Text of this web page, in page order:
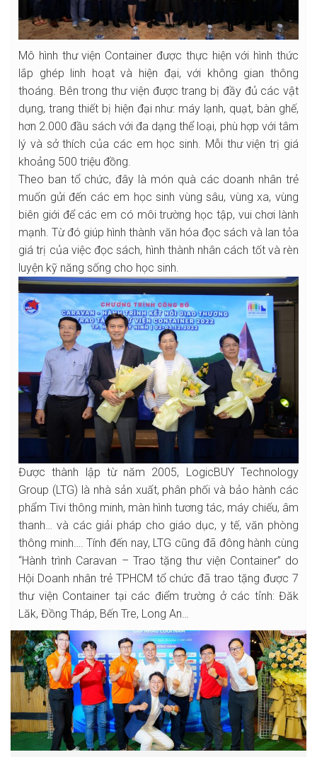
Mô hình thư viện Container được thực hiện với hình thức
lắp ghép linh hoạt và hiện đại, với không gian thông
thoáng. Bên trong thư viện được trang bị đầy đủ các vật
dụng, trang thiết bị hiện đại như: máy lạnh, quạt, bàn ghế,
hơn 2.000 đầu sách với đa dạng thể loại, phù hợp với tâm
lý và sở thích của các em học sinh. Mỗi thư viện trị giá
khoảng 500 triệu đồng.
Theo ban tổ chức, đây là món quà các doanh nhân trẻ
muốn gửi đến các em học sinh vùng sâu, vùng xa, vùng
biên giới để các em có môi trường học tập, vui chơi lành
mạnh. Từ đó giúp hình thành văn hóa đọc sách và lan tỏa
giá trị của việc đọc sách, hình thành nhân cách tốt và rèn
luyện kỹ năng sống cho học sinh.
Được thành lập từ năm 2005, LogicBUY Technology
Group (LTG) là nhà sản xuất, phân phối và bảo hành các
phẩm Tivi thông minh, màn hình tương tác, máy chiếu, âm
thanh… và các giải pháp cho giáo dục, y tế, văn phòng
thông minh…. Tính đến nay, LTG cũng đã đông hành cùng
“Hành trình Caravan – Trao tặng thư viện Container” do
Hội Doanh nhân trẻ TPHCM tổ chức đã trao tặng được 7
thư viện Container tại các điểm trường ở các tỉnh: Đăk
Lăk, Đồng Tháp, Bến Tre, Long An…